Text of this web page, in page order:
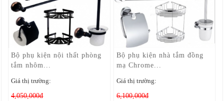
Bộ phụ kiện nội thất phòng
tắm nhôm...
Giá thị trường:
4,050,000đ
Bộ phụ kiện nhà tắm đồng
mạ Chrome...
Giá thị trường:
6,100,000đ